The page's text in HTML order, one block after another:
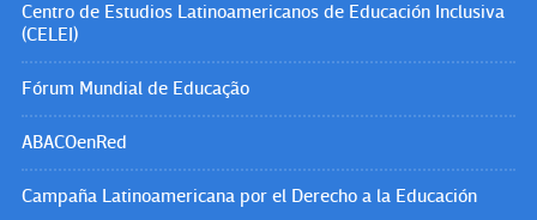
Centro de Estudios Latinoamericanos de Educación Inclusiva
(CELEI)
Fórum Mundial de Educação
ABACOenRed
Campaña Latinoamericana por el Derecho a la Educación